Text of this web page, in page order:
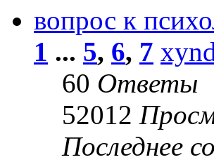
вопрос к
1 ... 5, 6, 7
60 Ответы
52012
Последнее